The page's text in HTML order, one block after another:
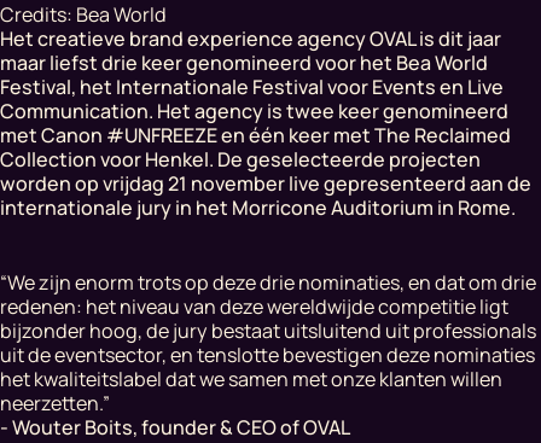
Credits: Bea World
Het creatieve brand experience agency OVAL is dit jaar
maar liefst drie keer genomineerd voor het Bea World
Festival, het Internationale Festival voor Events en Live
Communication. Het agency is twee keer genomineerd
met Canon #UNFREEZE en één keer metThe Reclaimed
Collectionvoor Henkel. De geselecteerde projecten
worden op vrijdag 21 november live gepresenteerd aan de
internationale jury in het Morricone Auditorium in Rome.
“We zijn enorm trots op deze drie nominaties, en dat om drie
redenen: het niveau van deze wereldwijde competitie ligt
bijzonder hoog, de jury bestaat uitsluitend uit professionals
uit de eventsector, en tenslotte bevestigen deze nominaties
het kwaliteitslabel dat we samen met onze klanten willen
neerzetten.”
- Wouter Boits, founder & CEO of OVAL